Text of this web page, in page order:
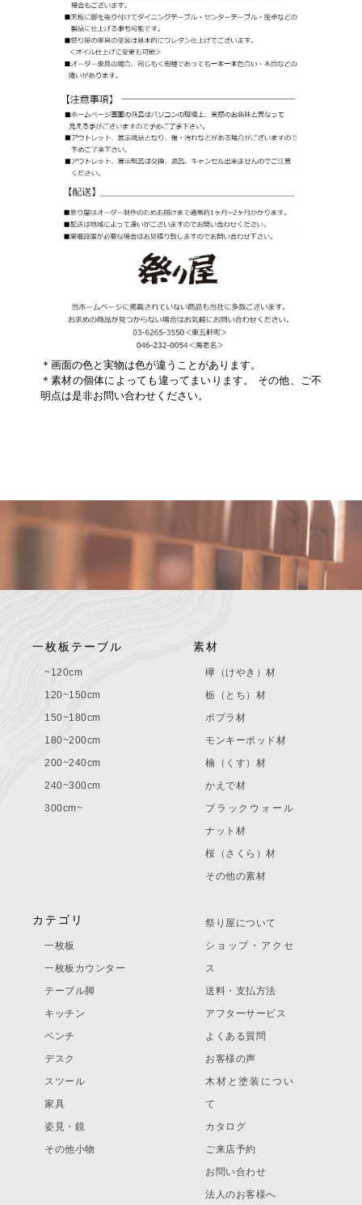
＊画面の色と実物は色が違うことがあります。
＊素材の個体によっても違ってまいります。 その他、ご不
明点は是非お問い合わせください。
一枚板テーブル
~120cm
120~150cm
150~180cm
180~200cm
200~240cm
240~300cm
300cm~
素材
欅（けやき）材
栃（とち）材
ポプラ材
モンキーポッド材
楠（くす）材
かえで材
ブラックウォール
ナット材
桜（さくら）材
その他の素材
カテゴリ
一枚板
一枚板カウンター
テーブル脚
キッチン
ベンチ
デスク
スツール
家具
姿見・鏡
その他小物
祭り屋について
ショップ・アクセ
ス
送料・支払方法
アフターサービス
よくある質問
お客様の声
木材と塗装につい
て
カタログ
ご来店予約
お問い合わせ
法人のお客様へ